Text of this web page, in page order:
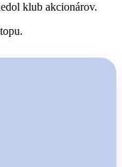
klub akcionárov.